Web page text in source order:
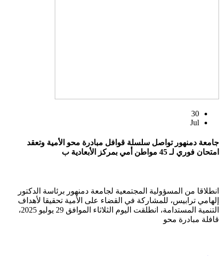
30
Jul
جامعة دمنهور تواصل سلسلة قوافل مبادرة محو الأمية وتعقد
امتحان فوري لـ 45 مواطن أمي بمركز الأبعادية ب
انطلاقا من المسؤولية المجتمعية لجامعة دمنهور برئاسة الدكتور
إلهامي ترابيس، للمشاركة في القضاء على الأمية تحقيقا لأهداف
التنمية المستدامة، انطلقت اليوم الثلاثاء الموافق 29 يوليو 2025،
قافلة مبادرة محو